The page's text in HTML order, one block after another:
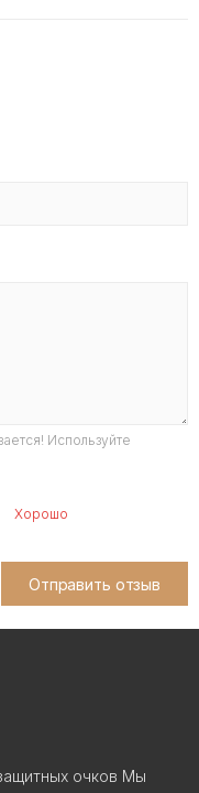
Используйте
Хорошо
Отправить отзыв
очков Мы